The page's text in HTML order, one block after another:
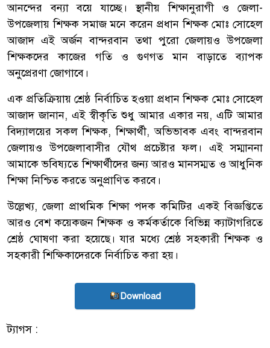
আনন্দের বন্যা বয়ে যাচ্ছে। স্থানীয় শিক্ষানুরাগী ও জেলা-
উপজেলায় শিক্ষক সমাজ মনে করেন প্রধান শিক্ষক মোঃ সোহেল
আজাদ এই অর্জন বান্দরবান তথা পুরো জেলায়ও উপজেলা
শিক্ষকদের কাজের গতি ও গুণগত মান বাড়াতে ব্যাপক
অনুপ্রেরণা জোগাবে।
এক প্রতিক্রিয়ায় শ্রেষ্ঠ নির্বাচিত হওয়া প্রধান শিক্ষক মোঃ সোহেল
আজাদ জানান, এই স্বীকৃতি শুধু আমার একার নয়, এটি আমার
বিদ্যালয়ের সকল শিক্ষক, শিক্ষার্থী, অভিভাবক এবং বান্দরবান
জেলায়ও উপজেলাবাসীর যৌথ প্রচেষ্টার ফল। এই সম্মাননা
আমাকে ভবিষ্যতে শিক্ষার্থীদের জন্য আরও মানসম্মত ও আধুনিক
শিক্ষা নিশ্চিত করতে অনুপ্রাণিত করবে।
উল্লেখ্য, জেলা প্রাথমিক শিক্ষা পদক কমিটির একই বিজ্ঞপ্তিতে
আরও বেশ কয়েকজন শিক্ষক ও কর্মকর্তাকে বিভিন্ন ক্যাটাগরিতে
শ্রেষ্ঠ ঘোষণা করা হয়েছে। যার মধ্যে শ্রেষ্ঠ সহকারী শিক্ষক ও
সহকারী শিক্ষিকাদেরকে নির্বাচিত করা হয়।
Download
ট্যাগস :